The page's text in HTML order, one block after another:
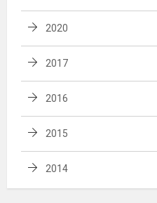
2020
2017
2016
2015
2014